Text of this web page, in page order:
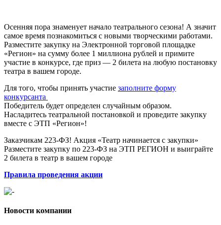
Осенняя пора знаменует начало театрального сезона! А значит
самое время познакомиться с новыми творческими работами.
Разместите закупку на Электронной торговой площадке
«Регион» на сумму более 1 миллиона рублей и примите
участие в конкурсе, где приз — 2 билета на любую постановку
театра в вашем городе.
Для того, чтобы принять участие заполните форму
конкурсанта
Победитель будет определен случайным образом.
Насладитесь театральной постановкой и проведите закупку
вместе с ЭТП «Регион»!
Заказчикам 223-ФЗ! Акция «Театр начинается с закупки»
Разместите закупку по 223-ФЗ на ЭТП РЕГИОН и выиграйте
2 билета в театр в вашем городе
Правила проведения акции
Новости компании